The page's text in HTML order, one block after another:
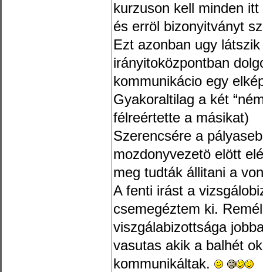
kurzuson kell minden
és erröl bizonyitványt
Ezt azonban ugy
irányitoközpontban
kommunikácio egy
Gyakoraltilag a két
félreértette a másikat)
Szerencsére a
mozdonyvezetö elött
meg tudták állitani a
A fenti irást a
csemegéztem ki.
viszgálabizottsága
vasutas akik a balhét
kommunikáltak.